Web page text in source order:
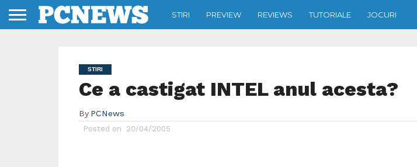
STIRI PREVIEW REVIEWS TUTORIALE JOCURI
STIRI
Ce a castigat INTEL anul acesta?
By PCNews
Posted on 20/04/2005